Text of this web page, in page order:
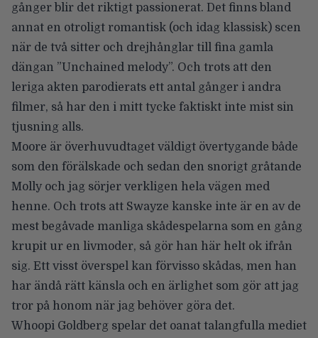
gånger blir det riktigt passionerat. Det finns bland
annat en otroligt romantisk (och idag klassisk) scen
när de två sitter och drejhånglar till fina gamla
dängan ”Unchained melody”. Och trots att den
leriga akten parodierats ett antal gånger i andra
filmer, så har den i mitt tycke faktiskt inte mist sin
tjusning alls.
Moore är överhuvudtaget väldigt övertygande både
som den förälskade och sedan den snorigt gråtande
Molly och jag sörjer verkligen hela vägen med
henne. Och trots att Swayze kanske inte är en av de
mest begåvade manliga skådespelarna som en gång
krupit ur en livmoder, så gör han här helt ok ifrån
sig. Ett visst överspel kan förvisso skådas, men han
har ändå rätt känsla och en ärlighet som gör att jag
tror på honom när jag behöver göra det.
Whoopi Goldberg spelar det oanat talangfulla mediet